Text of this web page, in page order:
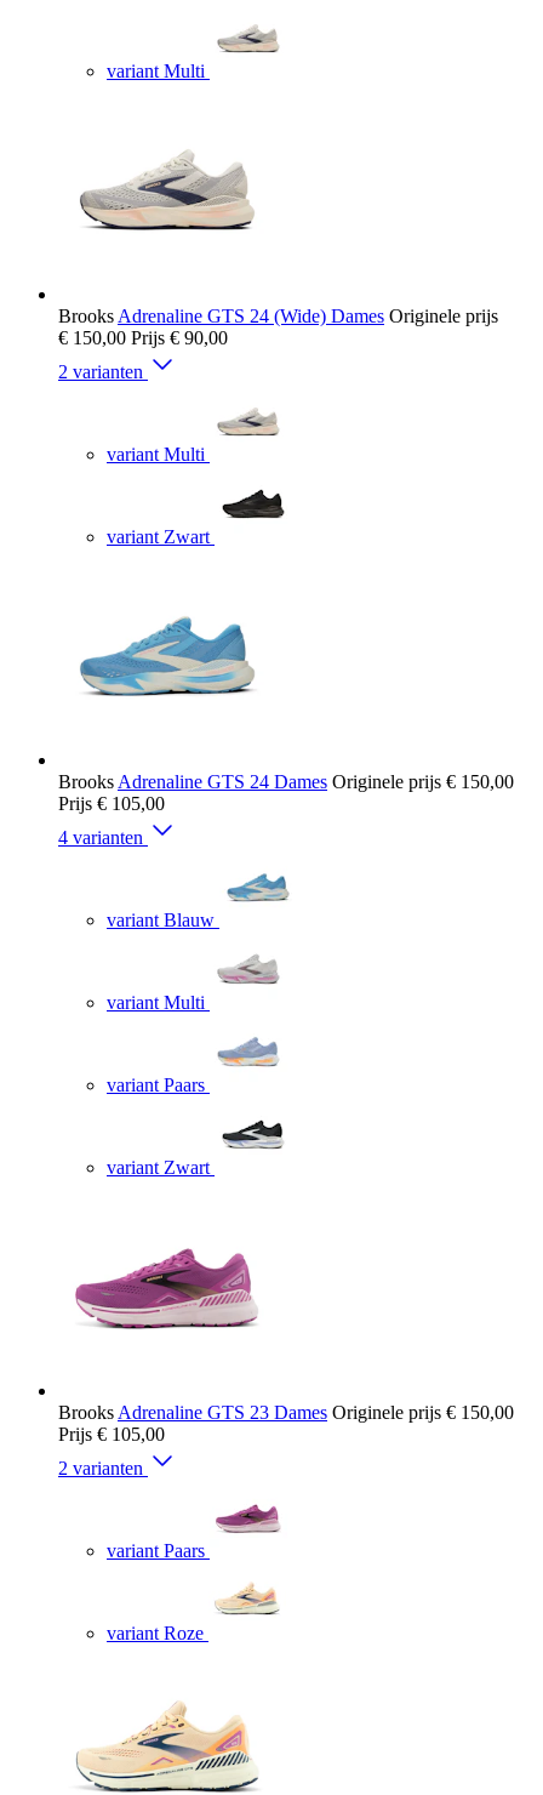
variant Multi
Brooks Adrenaline GTS 24 (Wide) Dames Originele prijs
€ 150,00 Prijs € 90,00
2 varianten
variant Multi
variant Zwart
Brooks Adrenaline GTS 24 Dames Originele prijs € 150,00
Prijs € 105,00
4 varianten
variant Blauw
variant Multi
variant Paars
variant Zwart
Brooks Adrenaline GTS 23 Dames Originele prijs € 150,00
Prijs € 105,00
2 varianten
variant Paars
variant Roze